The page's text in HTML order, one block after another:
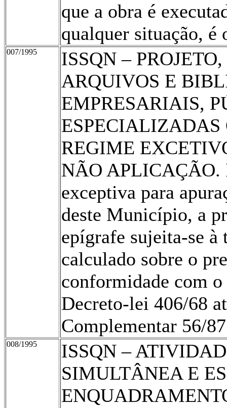
que a obra é
qualquer situação, é
007/1995
ISSQN –
ARQUIVOS E
EMPRESARIAIS,
ESPECIALIZADAS
REGIME
NÃO APLICAÇÃO.
exceptiva para
deste Município, a
epígrafe sujeita-se
calculado sobre o
conformidade com
Decreto-lei 406/68
Complementar 56/87
008/1995
ISSQN –
SIMULTÂNEA E